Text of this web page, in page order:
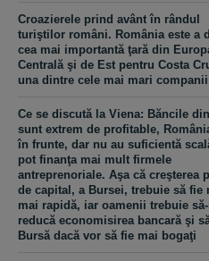
​Croazierele prind avânt în rândul
turiştilor români. România este a
cea mai importantă ţară din
Centrală şi de Est pentru Costa
una dintre cele mai mari
Ce se discută la Viena: Băncile
sunt extrem de profitable,
în frunte, dar nu au suficientă
pot finanţa mai mult firmele
antreprenoriale. Aşa că creşterea
de capital, a Bursei, trebuie să fie
mai rapidă, iar oamenii trebuie
reducă economisirea bancară şi
Bursă dacă vor să fie mai bogaţi